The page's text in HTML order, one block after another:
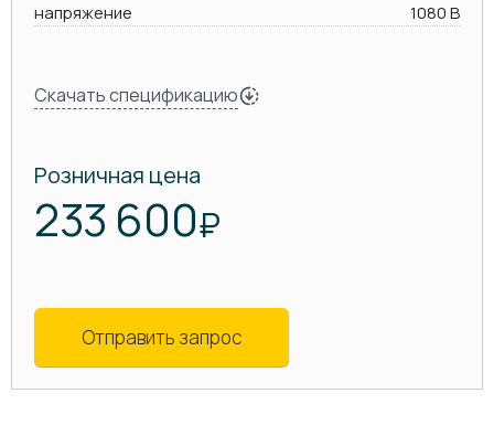
напряжение
1080 В
Скачать спецификацию
Розничная цена
233 600₽
Отправить запрос